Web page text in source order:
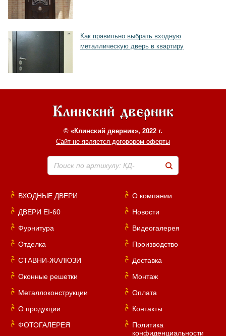
Как правильно выбрать входную
металлическую дверь в квартиру
© «Клинский дверник», 2022 г.
Сайт не является договором оферты
Поиск по артикулу: КД-
ВХОДНЫЕ ДВЕРИ
ДВЕРИ EI-60
Фурнитура
Отделка
СТАВНИ-ЖАЛЮЗИ
Оконные решетки
Металлоконструкции
О продукции
ФОТОГАЛЕРЕЯ
О компании
Новости
Видеогалерея
Производство
Доставка
Монтаж
Оплата
Контакты
Политика
конфиденциальности